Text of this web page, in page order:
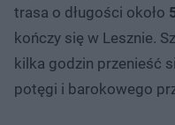
trasa o długości około
kończy się w Lesznie.
kilka godzin przenieść
potęgi i barokowego